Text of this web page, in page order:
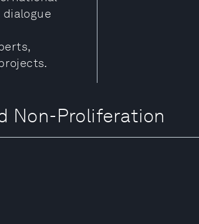
Non-Proliferation